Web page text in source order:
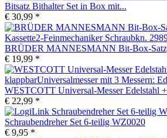
Bitsatz Bithalter Set in Box mit...
€ 30,99 *
BRÜDER MANNESMANN Bit-Box-
€ 19,99 *
WESTCOTT Universal-Messer Edelstahl
€ 22,99 *
Schraubendreher Set 6-teilig WZ0020
€ 9,95 *